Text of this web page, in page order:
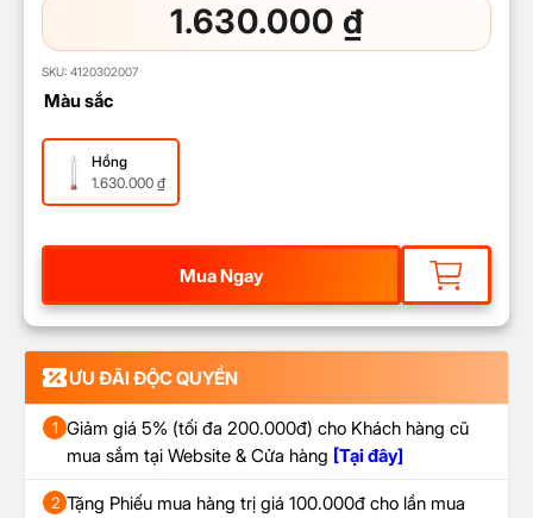
1.630.000 ₫
SKU: 4120302007
Màu sắc
Hồng
1.630.000 ₫
Mua Ngay
ƯU ĐÃI ĐỘC QUYỀN
1 Giảm giá 5% (tối đa 200.000đ) cho Khách hàng cũ
mua sắm tại Website & Cửa hàng [Tại đây]
2 Tặng Phiếu mua hàng trị giá 100.000đ cho lần mua